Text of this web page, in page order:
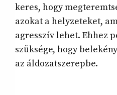
keres, hogy
azokat a helyzeteket,
agresszív lehet. Ehhez
szüksége, hogy
az áldozatszerepbe.